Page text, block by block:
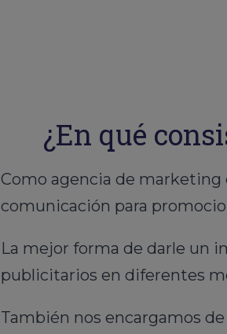
¿En qué
Como agencia de marketing
comunicación para
La mejor forma de darle un
publicitarios en diferentes
También nos encargamos